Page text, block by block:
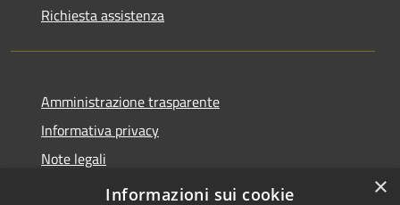
Richiesta assistenza
Amministrazione trasparente
Informativa privacy
Note legali
Dichiarazione di accessibilità
×
Informazioni sui cookie